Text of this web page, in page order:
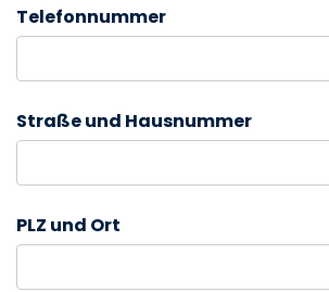
Telefonnummer
Straße und Hausnummer
PLZ und Ort